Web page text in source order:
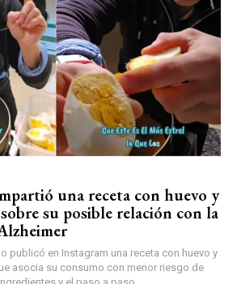
una receta con huevo y
su posible relación con la
publicó en Instagram una receta con huevo y
asocia su consumo con menor riesgo de